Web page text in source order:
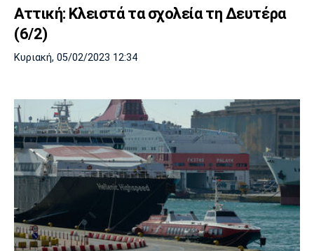
Αττική: Κλειστά τα σχολεία τη Δευτέρα
(6/2)
Κυριακή, 05/02/2023 12:34